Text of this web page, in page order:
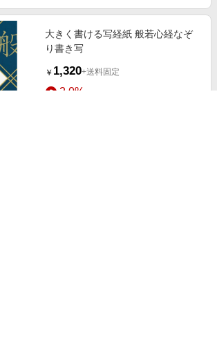
大きく書ける写経紙 般若心経なぞ
り書き写
￥ 1,320+送料固定
2.0%